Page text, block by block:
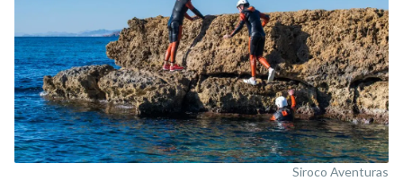
Siroco Aventuras